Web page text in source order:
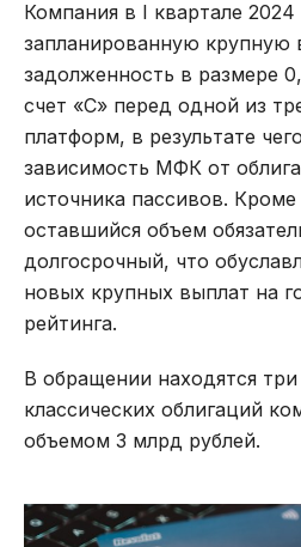
Компания в I квартале
запланированную крупную
задолженность в размере
счет «С» перед одной из
платформ, в результате
зависимость МФК от
источника пассивов. Кроме
оставшийся объем
долгосрочный, что
новых крупных выплат на
рейтинга.
В обращении находятся
классических облигаций
объемом 3 млрд рублей.